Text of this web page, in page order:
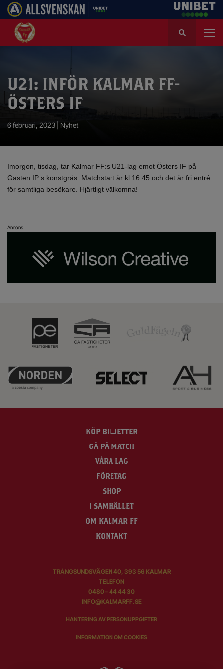
k
U21: INFÖR KALMAR FF-
ÖSTERS IF
6 februari, 2023 | Nyhet
Imorgon, tisdag, tar Kalmar FF:s U21-lag emot Östers IF på
Gasten IP:s konstgräs. Matchstart är kl.16.45 och det är fri entré
för samtliga besökare. Hjärtligt välkomna!
Annons
KÖP BILJETTER
GÅ PÅ MATCH
VÅRA LAG
FÖRETAG
SHOP
I SAMHÄLLET
OM KALMAR FF
KONTAKT
TRÅNGSUNDSVÄGEN 40, 393 56 KALMAR
TELEFON
0480 – 44 44 30
INFO@KALMARFF.SE
HANTERING AV PERSONUPPGIFTER
INFORMATION OM COOKIES